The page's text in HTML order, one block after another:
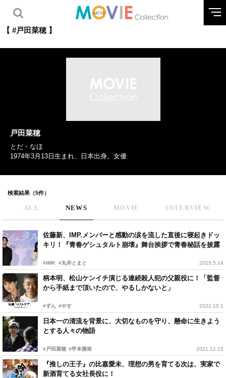
【 #戸田菜穂 】
戸田菜穂
とだ・なほ
1974年3月13日生まれ、日本出身。女優
検索結果（5件）
ALL NEWS MOVIE INTERVIEW
佐藤新、IMP.メンバーと感動の涙を流した直後に寝起きドッ
キリ！『青春ゲシュタルト崩壊』舞台挨拶で青春秘話を披露
#IMP. #丸井とまと 2025.5.14
柄本明、松山ケンイチ演じる連続殺人犯の父親役に！「監督
から手紙まで頂いたので、やるしかないと」
#ずん #やす 2022.10.1
日本一の清流を背景に、大切なものを守り、懸命に生きよう
とする人々の物語
#戸田菜穂 #甲本雅裕 2021.12.15
『推しの王子』の比嘉愛未、理想の男を育てる次は、実家で
新酒育てる女社長役に！